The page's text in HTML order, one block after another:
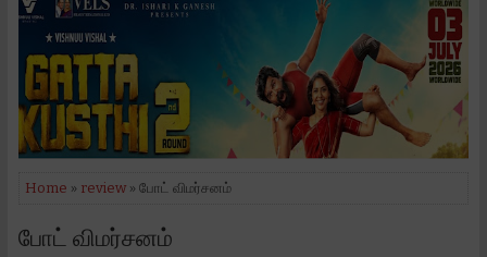
Home » review » போட் விமர்சனம்
போட் விமர்சனம்